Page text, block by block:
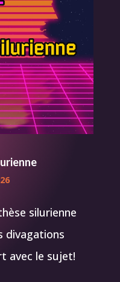
silurienne
divagations
avec le sujet!